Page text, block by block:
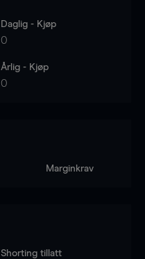
Daglig - Kjøp
0
Årlig - Kjøp
0
Marginkrav
Shorting tillatt